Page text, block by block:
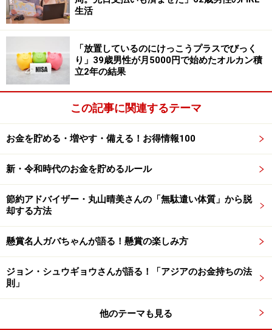
代2700円」とかなりの節約に繋がったそうです。
またこの投稿者は工場扇以外にも角タライのエピソード
も紹介。なんとバスタブ代わりに角タライを利用してお
り、その理由として「風呂を沸かしている内に寝てしま
い」入り忘れることが多く何とかしたかったとのこと。
ただ実際に利用してみるとかなりのガス代節約に繋がっ
ているようで「夏場は、湯量が少なくて済むので、ガス
は、1500円程、先月のは2700円程で済みました」とコメ
ントされています。
※カッコ内の回答者コメントは原文ママです
※エピソードは投稿者の購入当時のものです。現在とサ
※投稿エピソードのため、内容の正確性を保証するもの
ではございません
生活
「放置しているのにけっこうプラスでびっく
り」39歳男性が月5000円で始めたオルカン積
立2年の結果
この記事に関連するテーマ
お金を貯める・増やす・備える！お得情報100
新・令和時代のお金を貯めるルール
節約アドバイザー・丸山晴美さんの「無駄遣い体質」から脱
却する方法
懸賞名人ガバちゃんが語る！懸賞の楽しみ方
ジョン・シュウギョウさんが語る！「アジアのお金持ちの法
則」
他のテーマも見る